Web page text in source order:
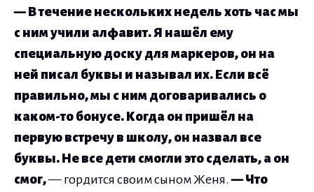
— В течение нескольких недель хоть час мы
с ним учили алфавит. Я нашёл ему
специальную доску для маркеров, он на
ней писал буквы и называл их. Если всё
правильно, мы с ним договаривались о
каком-то бонусе. Когда он пришёл на
первую встречу в школу, он назвал все
буквы. Не все дети смогли это сделать, а он
смог,— гордится своим сыном Женя.— Что